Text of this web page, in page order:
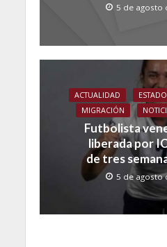
5 de agosto
ACTUALIDAD
MIGRACIÓN
Futbolista
liberada por
de tres
5 de agosto